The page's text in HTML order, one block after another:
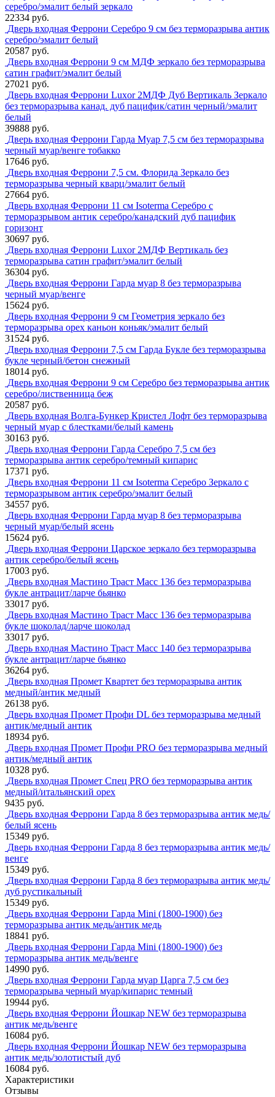
серебро/эмалит белый зеркало
22334 руб.
Дверь входная Феррони Серебро 9 см без терморазрыва антик
серебро/эмалит белый
20587 руб.
Дверь входная Феррони 9 см МДФ зеркало без терморазрыва
сатин графит/эмалит белый
27021 руб.
Дверь входная Феррони Luxor 2МДФ Дуб Вертикаль Зеркало
без терморазрыва канад. дуб пацифик/сатин черный/эмалит
белый
39888 руб.
Дверь входная Феррони Гарда Муар 7,5 см без терморазрыва
черный муар/венге тобакко
17646 руб.
Дверь входная Феррони 7,5 см. Флорида Зеркало без
терморазрыва черный кварц/эмалит белый
27664 руб.
Дверь входная Феррони 11 см Isoterma Серебро с
терморазрывом антик серебро/канадский дуб пацифик
горизонт
30697 руб.
Дверь входная Феррони Luxor 2МДФ Вертикаль без
терморазрыва сатин графит/эмалит белый
36304 руб.
Дверь входная Феррони Гарда муар 8 без терморазрыва
черный муар/венге
15624 руб.
Дверь входная Феррони 9 см Геометрия зеркало без
терморазрыва орех каньон коньяк/эмалит белый
31524 руб.
Дверь входная Феррони 7,5 см Гарда Букле без терморазрыва
букле черный/бетон снежный
18014 руб.
Дверь входная Феррони 9 см Серебро без терморазрыва антик
серебро/лиственница беж
20587 руб.
Дверь входная Волга-Бункер Кристел Лофт без терморазрыва
черный муар с блестками/белый камень
30163 руб.
Дверь входная Феррони Гарда Серебро 7,5 см без
терморазрыва антик серебро/темный кипарис
17371 руб.
Дверь входная Феррони 11 см Isoterma Серебро Зеркало с
терморазрывом антик серебро/эмалит белый
34557 руб.
Дверь входная Феррони Гарда муар 8 без терморазрыва
черный муар/белый ясень
15624 руб.
Дверь входная Феррони Царское зеркало без терморазрыва
антик серебро/белый ясень
17003 руб.
Дверь входная Мастино Траст Масс 136 без терморазрыва
букле антрацит/ларче бьянко
33017 руб.
Дверь входная Мастино Траст Масс 136 без терморазрыва
букле шоколад/ларче шоколад
33017 руб.
Дверь входная Мастино Траст Масс 140 без терморазрыва
букле антрацит/ларче бьянко
36264 руб.
Дверь входная Промет Квартет без терморазрыва антик
медный/антик медный
26138 руб.
Дверь входная Промет Профи DL без терморазрыва медный
антик/медный антик
18934 руб.
Дверь входная Промет Профи PRO без терморазрыва медный
антик/медный антик
10328 руб.
Дверь входная Промет Спец PRO без терморазрыва антик
медный/итальянский орех
9435 руб.
Дверь входная Феррони Гарда 8 без терморазрыва антик медь/
белый ясень
15349 руб.
Дверь входная Феррони Гарда 8 без терморазрыва антик медь/
венге
15349 руб.
Дверь входная Феррони Гарда 8 без терморазрыва антик медь/
дуб рустикальный
15349 руб.
Дверь входная Феррони Гарда Mini (1800-1900) без
терморазрыва антик медь/антик медь
18841 руб.
Дверь входная Феррони Гарда Mini (1800-1900) без
терморазрыва антик медь/венге
14990 руб.
Дверь входная Феррони Гарда муар Царга 7,5 см без
терморазрыва черный муар/кипарис темный
19944 руб.
Дверь входная Феррони Йошкар NEW без терморазрыва
антик медь/венге
16084 руб.
Дверь входная Феррони Йошкар NEW без терморазрыва
антик медь/золотистый дуб
16084 руб.
Характеристики
Отзывы